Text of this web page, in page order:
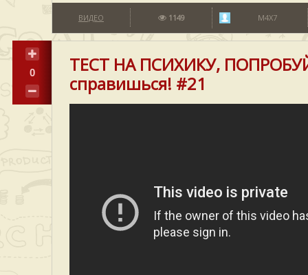
ВИДЕО 1149 M4X7
0
ТЕСТ НА ПСИХИКУ,
справишься! #21